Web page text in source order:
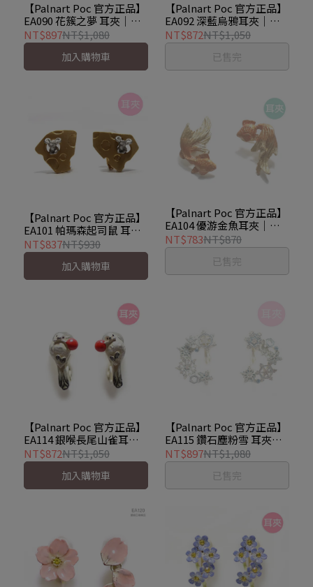
【Palnart Poc 官方正品】
EA090 花簇之夢 耳夾｜日
本製 銀蓮花三色堇 Flower
Bouquet
NT$897NT$1,080
加入購物車
【Palnart Poc 官方正品】
EA092 深藍烏鴉耳夾｜日
本製 寶石流蘇 Crow
Earrings
NT$872NT$1,050
已售完
【Palnart Poc 官方正品】
EA101 帕瑪森起司鼠 耳夾
｜日本製 職人手工著色 偷
吃老鼠 Mouse
NT$837NT$930
加入購物車
【Palnart Poc 官方正品】
EA104 優游金魚耳夾｜日
本製 和風優雅 金 Golden
Fish
NT$783NT$870
已售完
【Palnart Poc 官方正品】
EA114 銀喉長尾山雀耳夾
｜日本製 雪之妖精
Shimaenaga
NT$872NT$1,050
加入購物車
【Palnart Poc 官方正品】
EA115 鑽石塵粉雪 耳夾｜
日本製 手工 不對稱雪花
Diamond Dust
NT$897NT$1,080
已售完